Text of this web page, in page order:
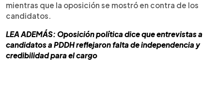
mientras que la oposición se mostró en contra de los
candidatos.
LEA ADEMÁS: Oposición política dice que entrevistas a
candidatos a PDDH reflejaron falta de independencia y
credibilidad para el cargo